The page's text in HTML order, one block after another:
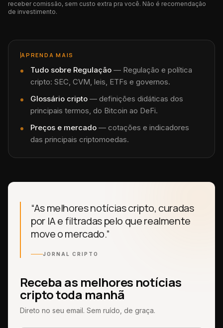
receber comissão, sem custo extra pra você. Não é recomendação
de investimento.
APRENDA MAIS
Tudo sobre Regulação — Regulação e política
cripto: SEC, CVM, leis, ETFs e governos.
Glossário cripto — definições didáticas dos
principais termos, do Bitcoin ao DeFi.
Preços e mercado — cotações e indicadores
das principais criptomoedas.
“As melhores notícias cripto, curadas
por IA e filtradas pelo que realmente
move o mercado.”
JORNAL CRIPTO
Receba as melhores notícias
cripto toda manhã
Direto no seu email. Sem ruído, de graça.